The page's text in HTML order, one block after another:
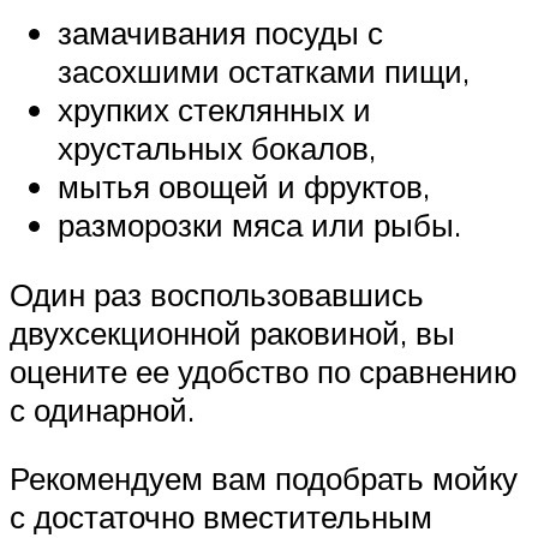
замачивания посуды с
засохшими остатками пищи,
хрупких стеклянных и
хрустальных бокалов,
мытья овощей и фруктов,
разморозки мяса или рыбы.
Один раз воспользовавшись
двухсекционной раковиной, вы
оцените ее удобство по сравнению
с одинарной.
Рекомендуем вам подобрать мойку
с достаточно вместительным